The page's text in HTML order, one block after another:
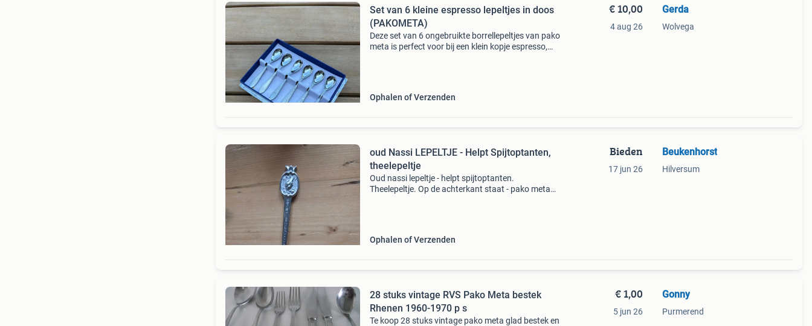
Set van 6 kleine espresso lepeltjes in doos
(PAKOMETA)
Deze set van 6 ongebruikte borrellepeltjes van pako
meta is perfect voor bij een klein kopje espresso,
Ophalen of Verzenden
€ 10,00
4 aug 26
Gerda
Wolvega
oud Nassi LEPELTJE - Helpt Spijtoptanten,
theelepeltje
Oud nassi lepeltje - helpt spijtoptanten.
Theelepeltje. Op de achterkant staat - pako meta
Ophalen of Verzenden
Bieden
17 jun 26
Beukenhorst
Hilversum
28 stuks vintage RVS Pako Meta bestek
Rhenen 1960-1970 p s
Te koop 28 stuks vintage pako meta glad bestek en
€ 1,00
5 jun 26
Gonny
Purmerend